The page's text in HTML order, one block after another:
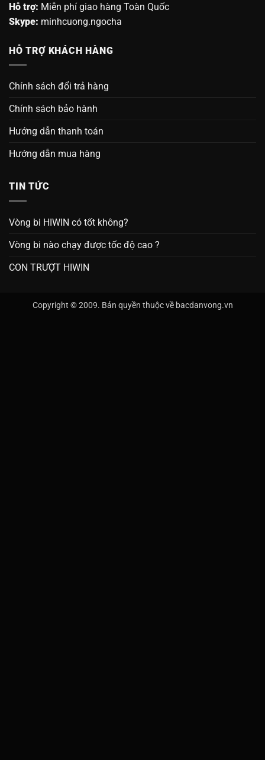
Hỗ trợ: Miễn phí giao hàng Toàn Quốc
Skype: minhcuong.ngocha
HỖ TRỢ KHÁCH HÀNG
Chính sách đổi trả hàng
Chính sách bảo hành
Hướng dẫn thanh toán
Hướng dẫn mua hàng
TIN TỨC
Vòng bi HIWIN có tốt không?
Vòng bi nào chạy được tốc độ cao ?
CON TRƯỢT HIWIN
Copyright © 2009. Bản quyền thuộc về bacdanvong.vn